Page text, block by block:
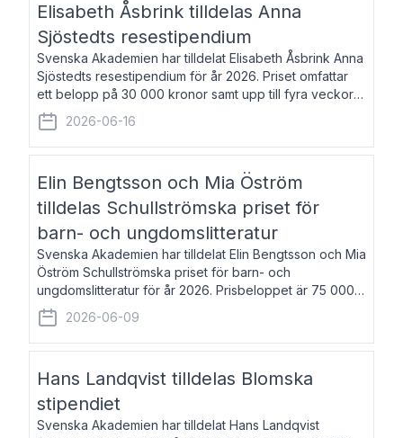
Elisabeth Åsbrink tilldelas Anna
Sjöstedts resestipendium
Svenska Akademien har tilldelat Elisabeth Åsbrink Anna
Sjöstedts resestipendium för år 2026. Priset omfattar
ett belopp på 30 000 kronor samt upp till fyra veckors
fri vistelse i Akademiens lägenhet i Berlin. Elisabeth
Åsbrink, född 1965 oc
2026-06-16
Elin Bengtsson och Mia Öström
tilldelas Schullströmska priset för
barn- och ungdomslitteratur
Svenska Akademien har tilldelat Elin Bengtsson och Mia
Öström Schullströmska priset för barn- och
ungdomslitteratur för år 2026. Prisbeloppet är 75 000
kronor vardera. Elin Bengtsson, född 1987, är författare
och forskare i genusvetenskap.
2026-06-09
Hans Landqvist tilldelas Blomska
stipendiet
Svenska Akademien har tilldelat Hans Landqvist